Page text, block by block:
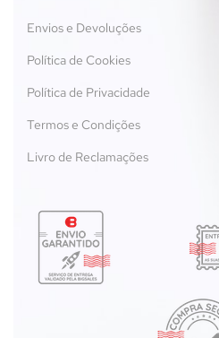
Envios e Devoluções
Política de Cookies
Política de Privacidade
Termos e Condições
Livro de Reclamações